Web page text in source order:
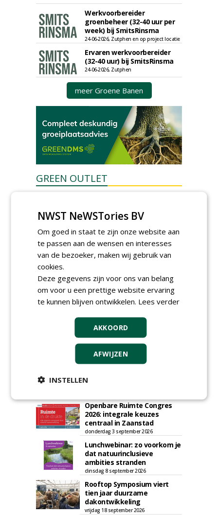
Werkvoorbereider
groenbeheer (32-40 uur per
week) bij SmitsRinsma
24-06-2026, Zutphen en op project locatie
Ervaren werkvoorbereider
(32-40 uur) bij SmitsRinsma
24-06-2026, Zutphen
meer Groene Banen
GREEN OUTLET
Plaats een gratis advertentie
Roadshow over
GreentoColour en Heem in
Swalmen
woensdag 12 augustus 2026
Vakdag 'All About Annuals'
centraal in Appeltern
Openbare Ruimte Congres
2026: integrale keuzes
centraal in Zaanstad
donderdag 3 september 2026
Lunchwebinar: zo voorkom je
dat natuurinclusieve
ambities stranden
dinsdag 8 september 2026
Rooftop Symposium viert
tien jaar duurzame
dakontwikkeling
vrijdag 18 september 2026
NWST NeWSTories BV
Om goed in staat te zijn onze website aan
te passen aan de wensen en interesses
van de bezoeker, maken wij gebruik van
cookies.
Deze gegevens zijn voor ons van belang
om voor u een prettige website ervaring
te kunnen blijven ontwikkelen. Lees verder
AKKOORD
AFWIJZEN
INSTELLEN